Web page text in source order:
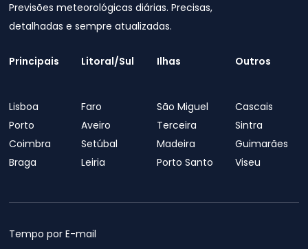
Previsões meteorológicas diárias. Precisas,
detalhadas e sempre atualizadas.
Principais
Lisboa
Porto
Coimbra
Braga
Litoral/Sul
Faro
Aveiro
Setúbal
Leiria
Ilhas
São Miguel
Terceira
Madeira
Porto Santo
Outros
Cascais
Sintra
Guimarães
Viseu
Tempo por E-mail